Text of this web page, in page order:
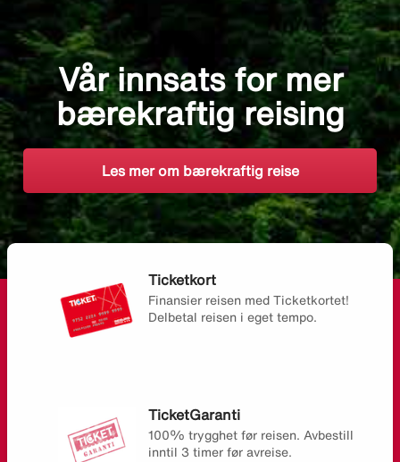
Vår innsats for mer
bærekraftig reising
Les mer om bærekraftig reise
Ticketkort
Finansier reisen med Ticketkortet!
Delbetal reisen i eget tempo.
TicketGaranti
100% trygghet før reisen. Avbestill
inntil 3 timer før avreise.